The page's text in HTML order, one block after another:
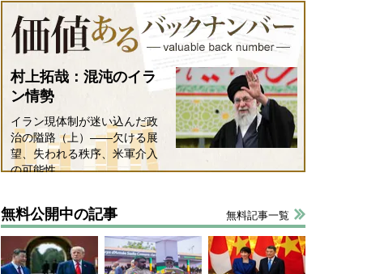
村上拓哉：混沌のイラ
ン情勢
イラン現体制が迷い込んだ政
治の隘路（上）――欠ける展
望、失われる秩序、米軍介入
の可能性
無料公開中の記事 無料記事一覧